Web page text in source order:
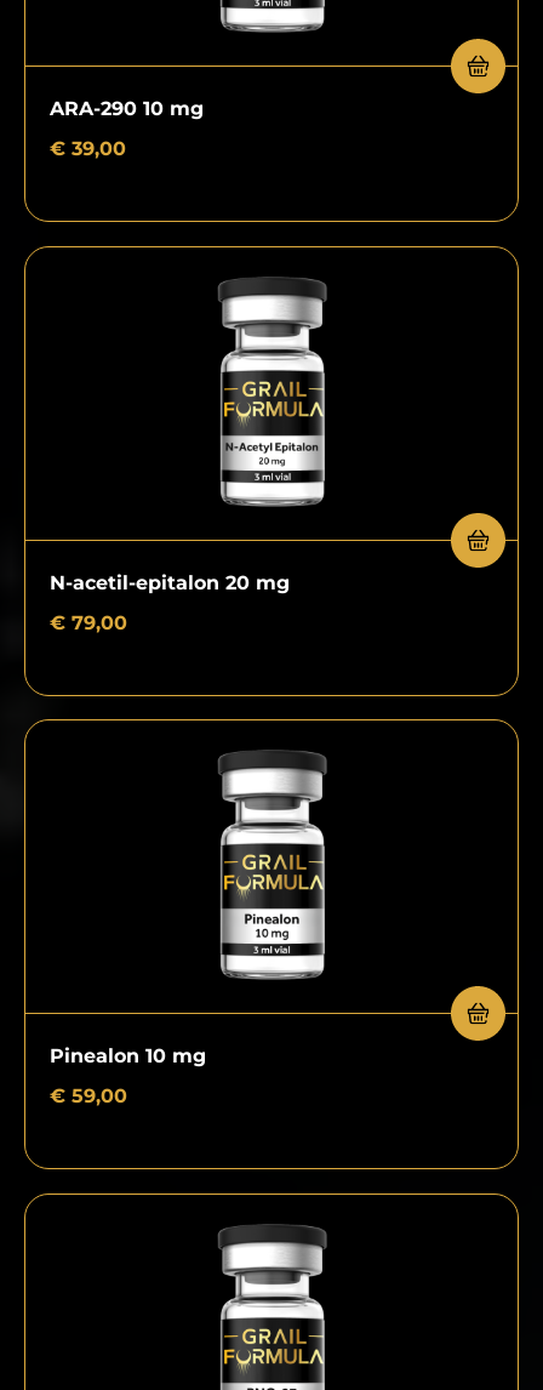
ARA-290 10 mg
€ 39,00
N-acetil-epitalon 20 mg
€ 79,00
Pinealon 10 mg
€ 59,00